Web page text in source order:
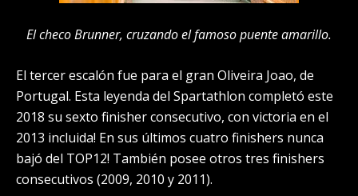
El checo Brunner, cruzando el famoso puente amarillo.
El tercer escalón fue para el gran Oliveira Joao, de
Portugal. Esta leyenda del Spartathlon completó este
2018 su sexto finisher consecutivo, con victoria en el
2013 incluida! En sus últimos cuatro finishers nunca
bajó del TOP12! También posee otros tres finishers
consecutivos (2009, 2010 y 2011).